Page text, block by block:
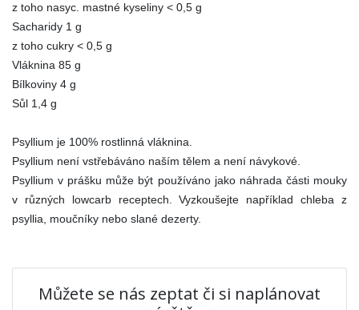
z toho nasyc. mastné kyseliny ˂ 0,5 g
Sacharidy 1 g
z toho cukry ˂ 0,5 g
Vláknina 85 g
Bílkoviny 4 g
Sůl 1,4 g
Psyllium je 100% rostlinná vláknina.
Psyllium není vstřebáváno naším tělem a není návykové.
Psyllium v prášku může být používáno jako náhrada části mouky
v různých lowcarb receptech. Vyzkoušejte například chleba z
psyllia, moučníky nebo slané dezerty.
Můžete se nás zeptat či si naplánovat